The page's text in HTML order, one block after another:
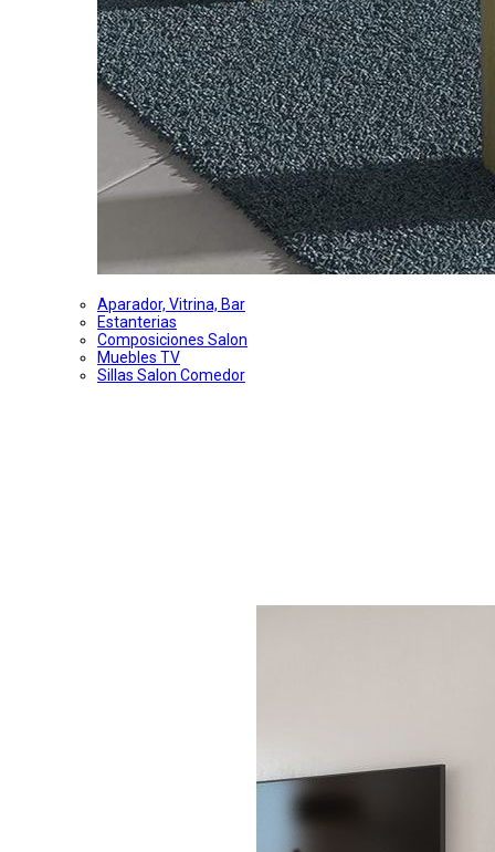
Aparador, Vitrina, Bar
Estanterias
Composiciones Salon
Muebles TV
Sillas Salon Comedor